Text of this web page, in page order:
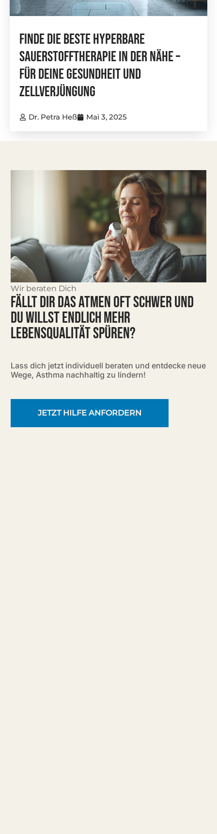
Finde Die Beste Hyperbare
Sauerstofftherapie In Der Nähe –
Für Deine Gesundheit Und
Zellverjüngung
Dr. Petra Heß Mai 3, 2025
Wir beraten Dich
FÄLLT DIR DAS ATMEN OFT SCHWER UND
DU WILLST ENDLICH MEHR
LEBENSQUALITÄT SPÜREN?
Lass dich jetzt individuell beraten und entdecke neue
Wege, Asthma nachhaltig zu lindern!
JETZT HILFE ANFORDERN